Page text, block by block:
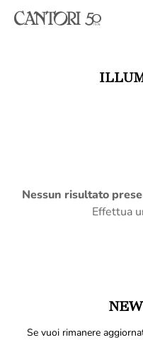
Nessun risultato
Effettua
Se vuoi rimanere